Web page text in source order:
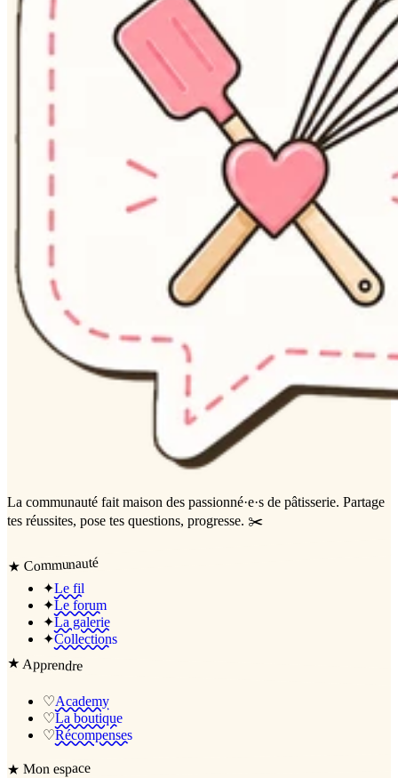
La communauté fait maison des passionné·e·s de pâtisserie. Partage
tes réussites, pose tes questions, progresse. ✂️
★ Communauté
✦Le fil
✦Le forum
✦La galerie
✦Collections
★Apprendre
♡Academy
♡La boutique
♡Récompenses
★Mon espace